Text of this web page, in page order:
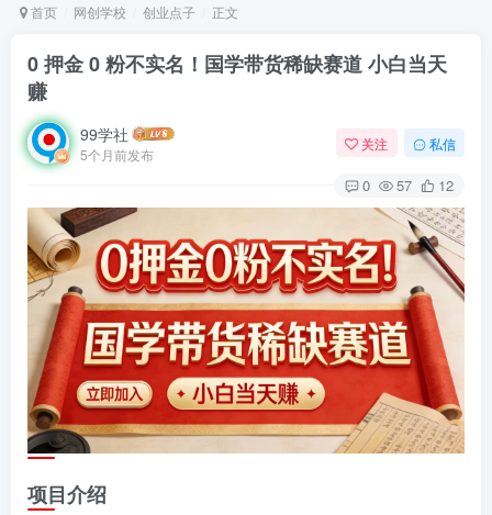
首页 网创学校 创业点子 正文
0 押金 0 粉不实名！国学带货稀缺赛道 小白当天
赚
99学社
5个月前发布
关注 私信
0 57 12
项目介绍